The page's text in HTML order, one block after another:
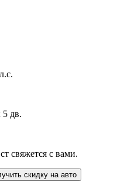
дв.
свяжется с вами.
скидку на авто